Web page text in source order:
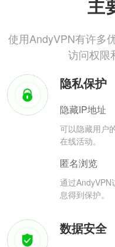
主
使用AndyVPN有许多
访问权限
隐私保护
隐藏IP地址
可以隐藏用户
在线活动。
匿名浏览
通过AndyVPN
息得到保护。
数据安全